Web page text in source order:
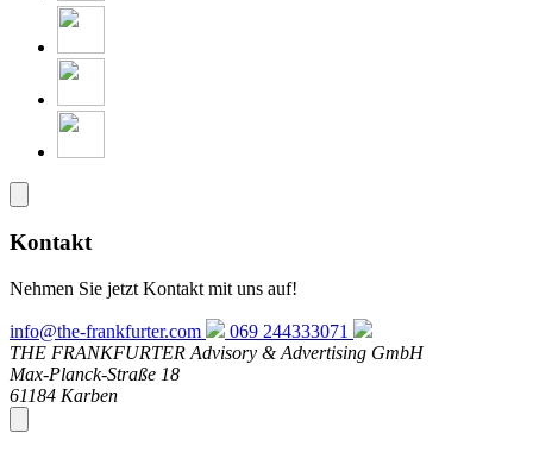
Kontakt
Nehmen Sie jetzt Kontakt mit uns auf!
info@the-frankfurter.com
069 244333071
THE FRANKFURTER Advisory & Advertising GmbH
Max-Planck-Straße 18
61184 Karben